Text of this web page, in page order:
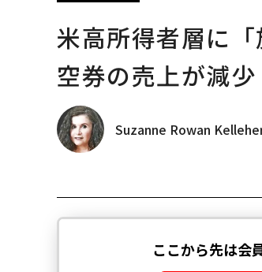
米高所得者層に
空券の売上が減少
Suzanne Rowan